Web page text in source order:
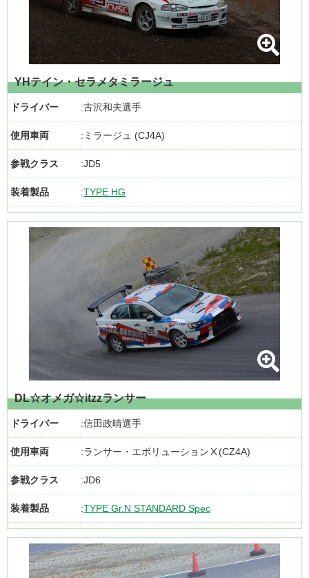
YHテイン・セラメタミラージュ
ドライバー 古沢和夫選手
使用車両 ミラージュ (CJ4A)
参戦クラス JD5
装着製品 TYPE HG
DL☆オメガ☆itzzランサー
ドライバー 信田政晴選手
使用車両 ランサー・エボリューションⅩ(CZ4A)
参戦クラス JD6
装着製品 TYPE Gr.N STANDARD Spec